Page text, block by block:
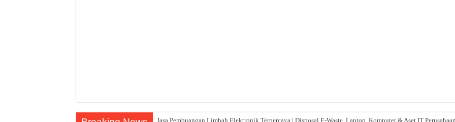
Jasa Pembuangan Limbah Elektronik Terpercaya | Disposal E-Waste, Laptop, Komputer & Aset IT